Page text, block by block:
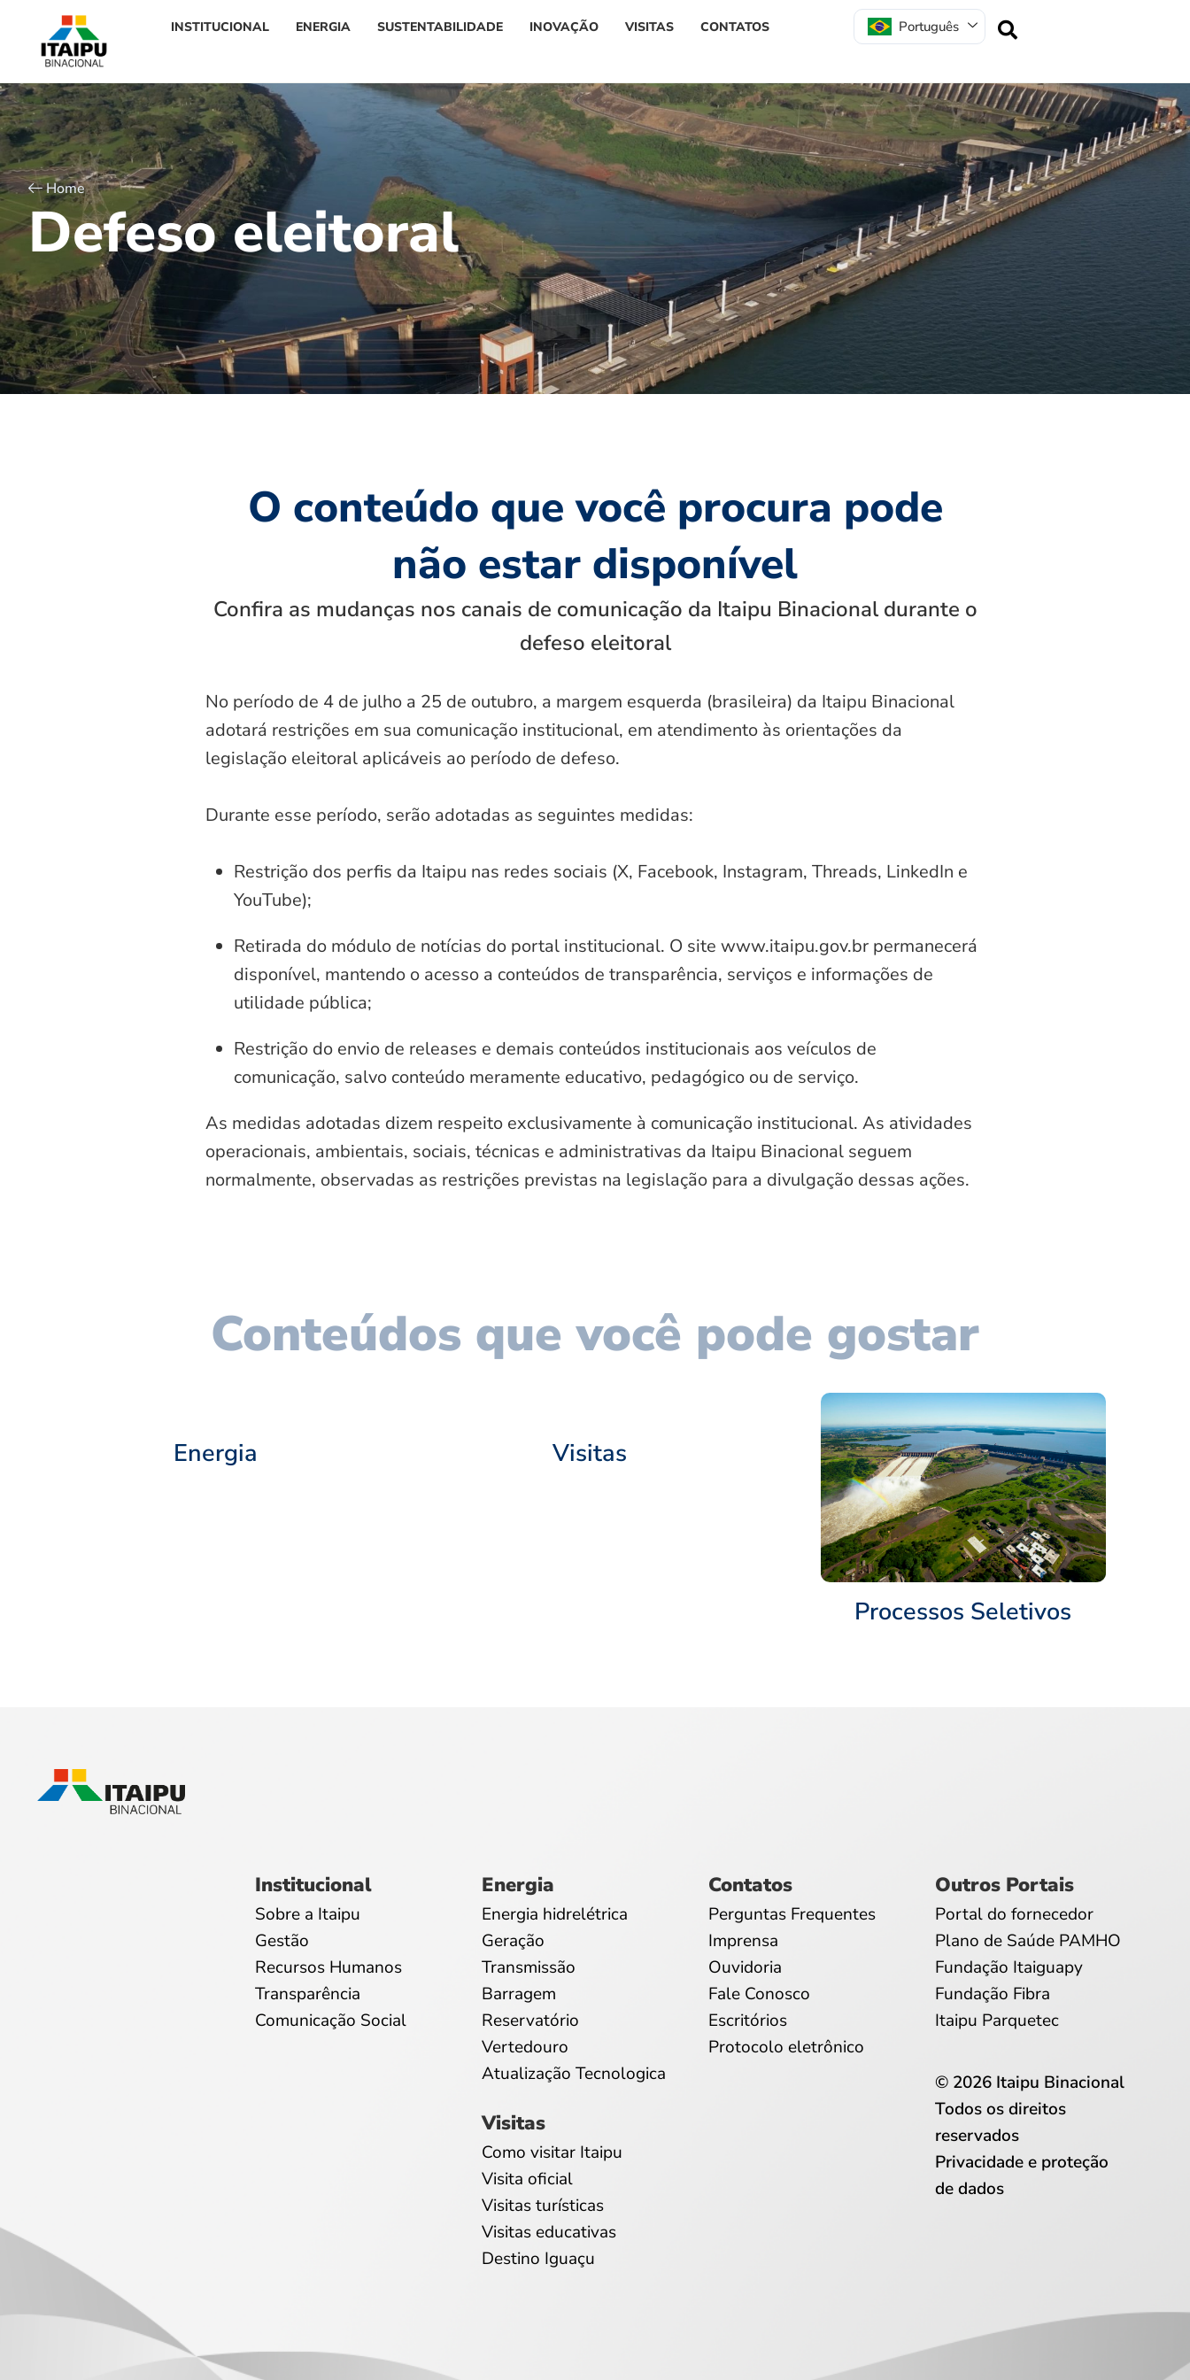
INSTITUCIONAL ENERGIA SUSTENTABILIDADE INOVAÇÃO VISITAS CONTATOS Português
Home
Defeso eleitoral
O conteúdo que você procura pode
não estar disponível
Confira as mudanças nos canais de comunicação da Itaipu Binacional durante o
defeso eleitoral
No período de 4 de julho a 25 de outubro, a margem esquerda (brasileira) da Itaipu Binacional
adotará restrições em sua comunicação institucional, em atendimento às orientações da
legislação eleitoral aplicáveis ao período de defeso.
Durante esse período, serão adotadas as seguintes medidas:
Restrição dos perfis da Itaipu nas redes sociais (X, Facebook, Instagram, Threads, LinkedIn e
YouTube);
Retirada do módulo de notícias do portal institucional. O site www.itaipu.gov.br permanecerá
disponível, mantendo o acesso a conteúdos de transparência, serviços e informações de
utilidade pública;
Restrição do envio de releases e demais conteúdos institucionais aos veículos de
comunicação, salvo conteúdo meramente educativo, pedagógico ou de serviço.
As medidas adotadas dizem respeito exclusivamente à comunicação institucional. As atividades
operacionais, ambientais, sociais, técnicas e administrativas da Itaipu Binacional seguem
normalmente, observadas as restrições previstas na legislação para a divulgação dessas ações.
Conteúdos que você pode gostar
Energia Visitas
Processos Seletivos
Institucional
Sobre a Itaipu
Gestão
Recursos Humanos
Transparência
Comunicação Social
Energia
Energia hidrelétrica
Geração
Transmissão
Barragem
Reservatório
Vertedouro
Atualização Tecnologica
Visitas
Como visitar Itaipu
Visita oficial
Visitas turísticas
Visitas educativas
Destino Iguaçu
Contatos
Perguntas Frequentes
Imprensa
Ouvidoria
Fale Conosco
Escritórios
Protocolo eletrônico
Outros Portais
Portal do fornecedor
Plano de Saúde PAMHO
Fundação Itaiguapy
Fundação Fibra
Itaipu Parquetec
© 2026 Itaipu Binacional
Todos os direitos
reservados
Privacidade e proteção
de dados